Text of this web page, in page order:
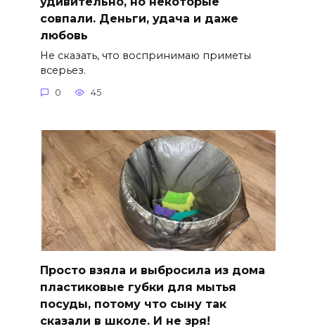
совпали. Деньги, удача и даже
любовь
Не сказать, что воспринимаю приметы
всерьез.
0 45
Просто взяла и выбросила из дома
пластиковые губки для мытья
посуды, потому что сыну так
сказали в школе. И не зря!